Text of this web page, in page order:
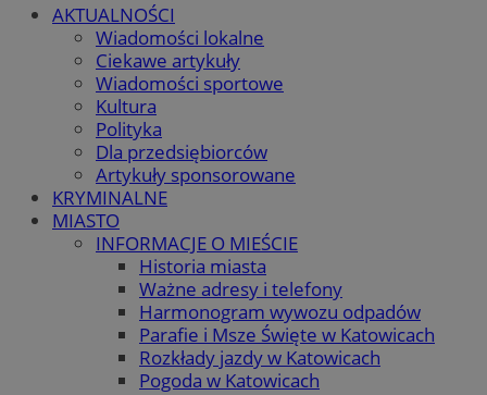
AKTUALNOŚCI
Wiadomości lokalne
Ciekawe artykuły
Wiadomości sportowe
Kultura
Polityka
Dla przedsiębiorców
Artykuły sponsorowane
KRYMINALNE
MIASTO
INFORMACJE O MIEŚCIE
Historia miasta
Ważne adresy i telefony
Harmonogram wywozu odpadów
Parafie i Msze Święte w Katowicach
Rozkłady jazdy w Katowicach
Pogoda w Katowicach